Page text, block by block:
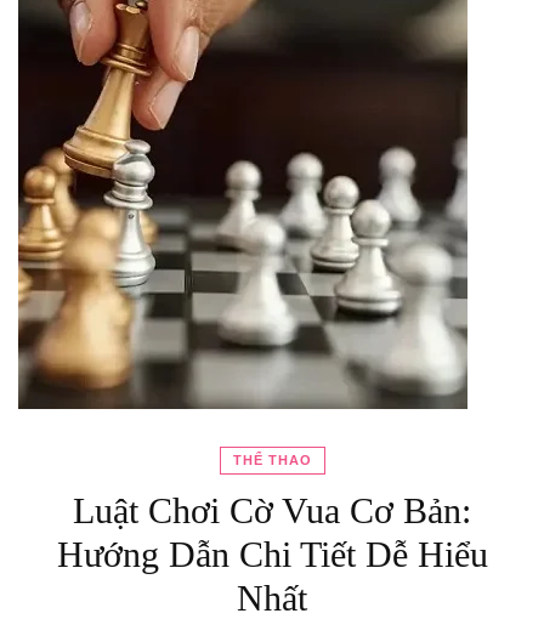
THỂ THAO
Luật Chơi Cờ Vua Cơ Bản:
Hướng Dẫn Chi Tiết Dễ Hiểu
Nhất